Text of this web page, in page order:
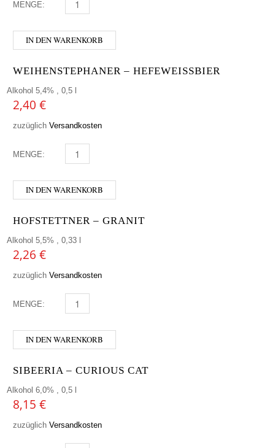
MENGE: ICHNUSA - NON FILTRATA MENGE
IN DEN WARENKORB
WEIHENSTEPHANER – HEFEWEISSBIER
Alkohol 5,4% , 0,5 l
2,40 €
zuzüglich Versandkosten
MENGE: WEIHENSTEPHANER - HEFEWEISSBIER MENGE
IN DEN WARENKORB
HOFSTETTNER – GRANIT
Alkohol 5,5% , 0,33 l
2,26 €
zuzüglich Versandkosten
MENGE: HOFSTETTNER - GRANIT MENGE
IN DEN WARENKORB
SIBEERIA – CURIOUS CAT
Alkohol 6,0% , 0,5 l
8,15 €
zuzüglich Versandkosten